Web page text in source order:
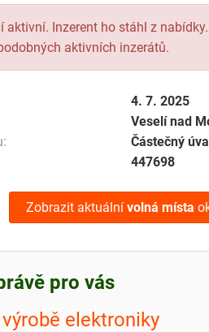
aktivní. Inzerent ho stáhl z nabídky.
aktivních inzerátů.
4. 7. 2025
Veselí nad
Částečný
447698
Zobrazit aktuální volná místa
pro vás
elektroniky